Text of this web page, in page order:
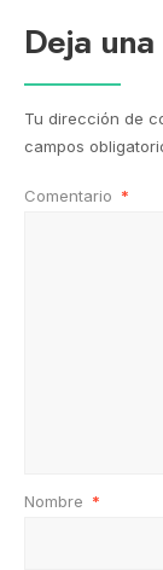
Deja
Tu dirección de
campos
Comentario *
Nombre *